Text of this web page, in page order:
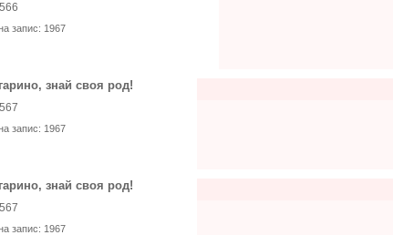
запис: 1967
знай своя род!
запис: 1967
знай своя род!
запис: 1967